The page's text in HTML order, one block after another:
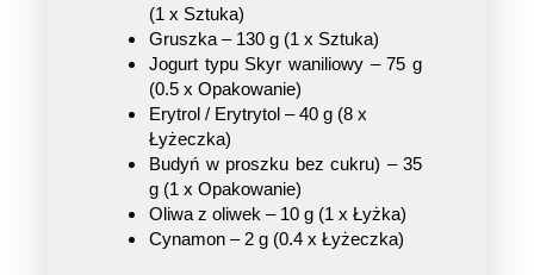
(1 x Sztuka)
Gruszka – 130 g (1 x Sztuka)
Jogurt typu Skyr waniliowy – 75 g
(0.5 x Opakowanie)
Erytrol / Erytrytol – 40 g (8 x
Łyżeczka)
Budyń w proszku bez cukru) – 35
g (1 x Opakowanie)
Oliwa z oliwek – 10 g (1 x Łyżka)
Cynamon – 2 g (0.4 x Łyżeczka)